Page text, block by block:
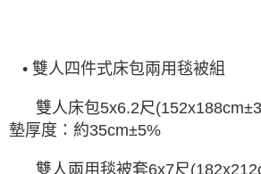
• 雙人四件式床包兩用毯被組
雙人床包5x6.2尺
墊厚度：約35cm±5%
雙人兩用毯被套6x7尺